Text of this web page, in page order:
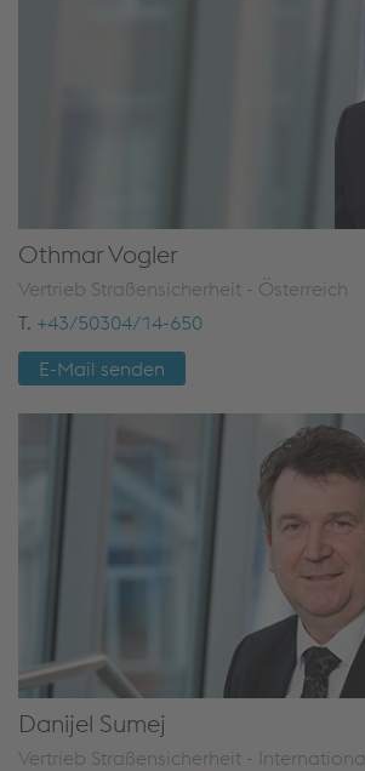
Othmar Vogler
Vertrieb Straßensicherheit - Österreich
T. +43/50304/14-650
E-Mail senden
Danijel Sumej
Vertrieb Straßensicherheit - International